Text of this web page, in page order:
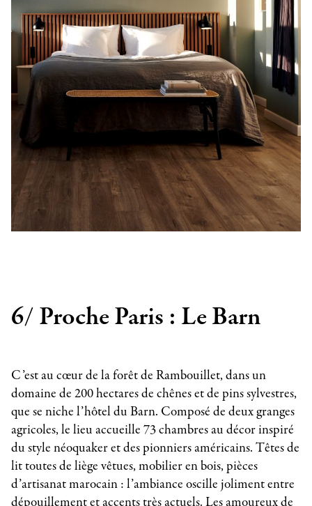
6/ Proche Paris : Le Barn
C’est au cœur de la forêt de Rambouillet, dans un
domaine de 200 hectares de chênes et de pins sylvestres,
que se niche l’hôtel du Barn. Composé de deux granges
agricoles, le lieu accueille 73 chambres au décor inspiré
du style néoquaker et des pionniers américains. Têtes de
lit toutes de liège vêtues, mobilier en bois, pièces
d’artisanat marocain : l’ambiance oscille joliment entre
dépouillement et accents très actuels. Les amoureux de